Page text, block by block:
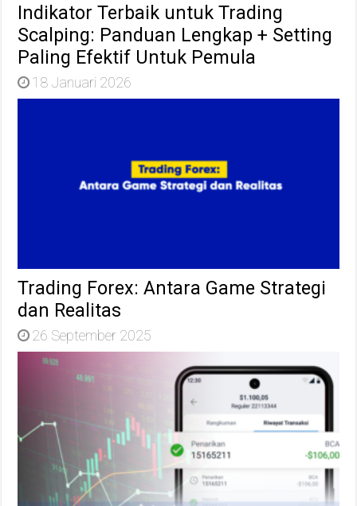
Indikator Terbaik untuk Trading
Scalping: Panduan Lengkap + Setting
Paling Efektif Untuk Pemula
18 Januari 2026
Trading Forex: Antara Game Strategi
dan Realitas
26 September 2025